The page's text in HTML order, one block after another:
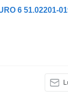
6 51.02201-